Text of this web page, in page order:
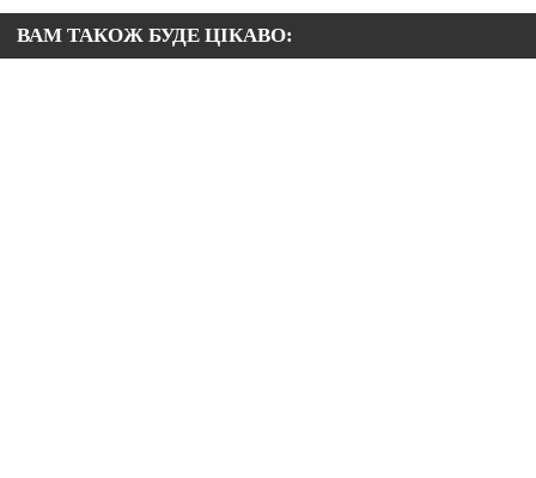
ВАМ ТАКОЖ БУДЕ ЦІКАВО: